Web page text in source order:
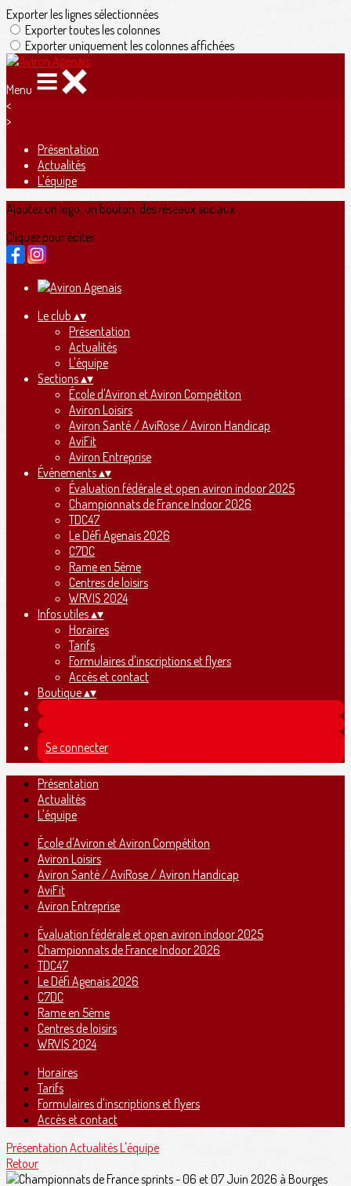
Exporter les lignes sélectionnées
Exporter toutes les colonnes
Exporter uniquement les colonnes affichées
Menu
<
>
Présentation
Actualités
L'équipe
Ajoutez un logo, un bouton, des réseaux sociaux
Cliquez pour éditer
Le club ▴▾
Présentation
Actualités
L'équipe
Sections▴▾
École d'Aviron et Aviron Compétiton
Aviron Loisirs
Aviron Santé / AviRose / Aviron Handicap
AviFit
Aviron Entreprise
Événements▴▾
Évaluation fédérale et open aviron indoor 2025
Championnats de France Indoor 2026
TDC47
Le Défi Agenais 2026
C7DC
Rame en 5ème
Centres de loisirs
WRVIS 2024
Infos utiles▴▾
Horaires
Tarifs
Formulaires d'inscriptions et flyers
Accès et contact
Boutique▴▾
Se connecter
Présentation
Actualités
L'équipe
École d'Aviron et Aviron Compétiton
Aviron Loisirs
Aviron Santé / AviRose / Aviron Handicap
AviFit
Aviron Entreprise
Évaluation fédérale et open aviron indoor 2025
Championnats de France Indoor 2026
TDC47
Le Défi Agenais 2026
C7DC
Rame en 5ème
Centres de loisirs
WRVIS 2024
Horaires
Tarifs
Formulaires d'inscriptions et flyers
Accès et contact
Présentation ActualitésL'équipe
Retour